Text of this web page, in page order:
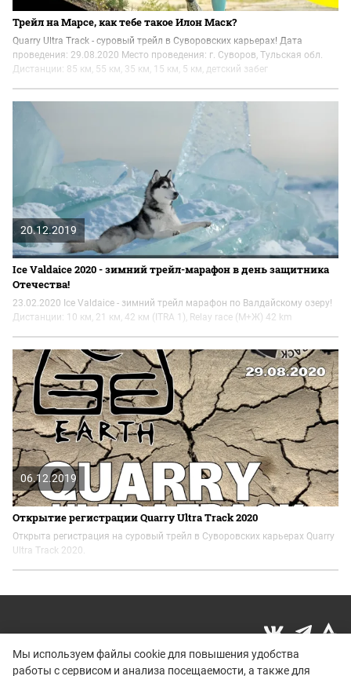
Трейл на Марсе, как тебе такое Илон Маск?
Quarry Ultra Track - суровый трейл в Суворовских карьерах! Дата
проведения: 29.08.2020 Место проведения: г. Суворов, Тульская обл.
Дистанции: 85 км, 55 км, 35 км, 15 км, 5 км, детский забег
20.12.2019
Ice Valdaice 2020 - зимний трейл-марафон в день защитника
Отечества!
23.02.2020 Ice Valdaice - зимний трейл марафон по Валдайскому озеру!
Дистанции: 10 км, 21 км, 42 км (ITRA 1), Relay race (М+Ж) 42 km
06.12.2019
Открытие регистрации Quarry Ultra Track 2020
Открыта регистрация на суровый трейл в Суворовских карьерах Quarry
Ultra Track 2020.
Мы используем файлы cookie для повышения удобства
работы с сервисом и анализа посещаемости, а также для
Политика конфиденциальности